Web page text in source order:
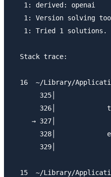
   1: derived: openai
1: Version solving
   1: Tried 1 solutions.
  Stack trace:
16  ~/Library/
       325│
326│
→ 327│
328│
329│
15  ~/Library/